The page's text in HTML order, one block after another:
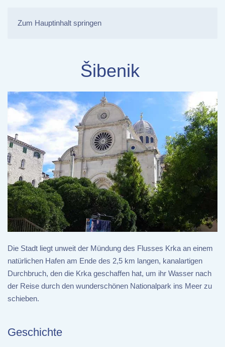
Zum Hauptinhalt springen
Šibenik
Die Stadt liegt unweit der Mündung des Flusses Krka an einem
natürlichen Hafen am Ende des 2,5 km langen, kanalartigen
Durchbruch, den die Krka geschaffen hat, um ihr Wasser nach
der Reise durch den wunderschönen Nationalpark ins Meer zu
schieben.
Geschichte